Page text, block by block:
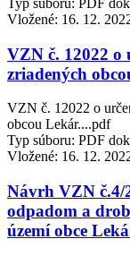
Typ súboru: PDF
Vložené: 16. 12.
VZN č. 12022 o
zriadených
VZN č. 12022 o
obcou Lekár....pdf
Typ súboru: PDF
Vložené: 16. 12.
Návrh VZN č.4/
odpadom a
území obce